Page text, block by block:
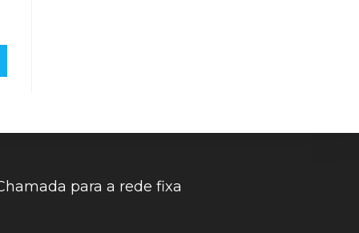
para a rede fixa